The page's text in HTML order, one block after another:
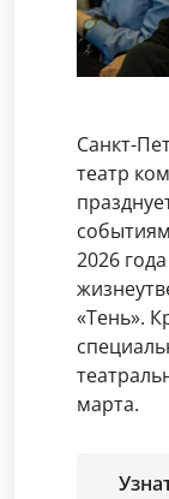
Санкт-
театр
2026
«Тень».
марта.